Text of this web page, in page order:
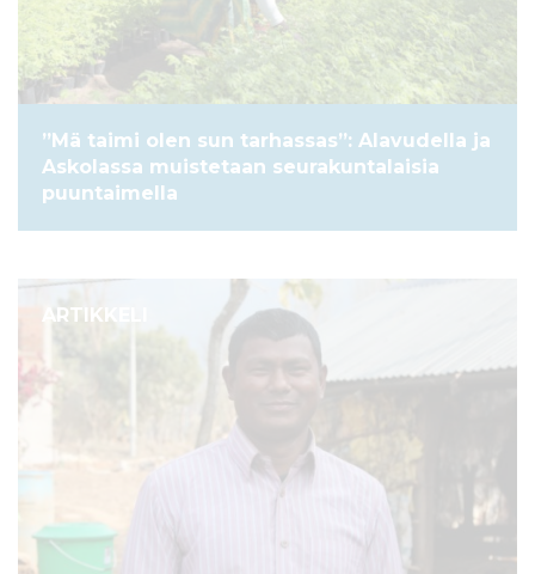
”Mä taimi olen sun tarhassas”: Alavudella ja
Askolassa muistetaan seurakuntalaisia
puuntaimella
ARTIKKELI